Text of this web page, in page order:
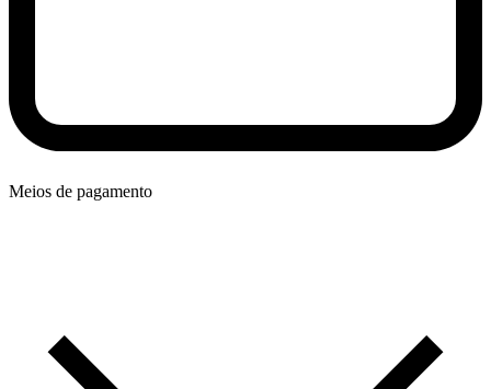
Meios de pagamento